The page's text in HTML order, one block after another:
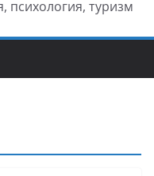
психология, туризм